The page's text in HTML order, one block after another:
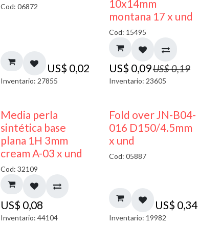
Cod: 06872
US$ 0,02
Inventario: 27855
10x14mm
montana 17 x und
Cod: 15495
US$ 0,09US$0,19
Inventario: 23605
Media perla
sintética base
plana 1H 3mm
cream A-03 x und
Cod: 32109
US$ 0,08
Inventario: 44104
Fold over JN-B04-
016 D150/4.5mm
x und
Cod: 05887
US$ 0,34
Inventario: 19982